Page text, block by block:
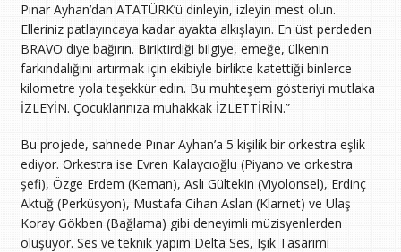
Pınar Ayhan’dan ATATÜRK’ü dinleyin, izleyin mest olun.
Elleriniz patlayıncaya kadar ayakta alkışlayın. En üst perdeden
BRAVO diye bağırın. Biriktirdiği bilgiye, emeğe, ülkenin
farkındalığını artırmak için ekibiyle birlikte katettiği binlerce
kilometre yola teşekkür edin. Bu muhteşem gösteriyi mutlaka
İZLEYİN. Çocuklarınıza muhakkak İZLETTİRİN.”
Bu projede, sahnede Pınar Ayhan’a 5 kişilik bir orkestra eşlik
ediyor. Orkestra ise Evren Kalaycıoğlu (Piyano ve orkestra
şefi), Özge Erdem (Keman), Aslı Gültekin (Viyolonsel), Erdinç
Aktuğ (Perküsyon), Mustafa Cihan Aslan (Klarnet) ve Ulaş
Koray Gökben (Bağlama) gibi deneyimli müzisyenlerden
oluşuyor. Ses ve teknik yapım Delta Ses, Işık Tasarımı